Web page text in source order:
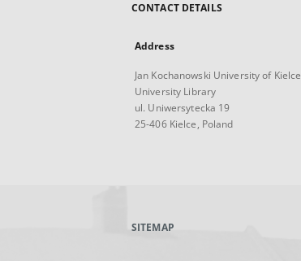
CONTACT DETAILS
Address
Jan Kochanowski University of Kielce
University Library
ul. Uniwersytecka 19
25-406 Kielce, Poland
SITEMAP